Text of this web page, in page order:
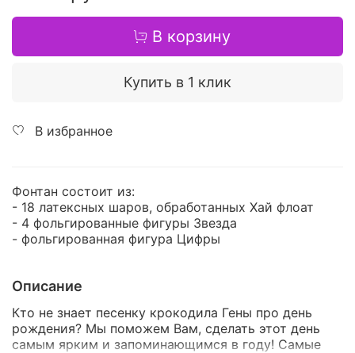
В корзину
Купить в 1 клик
В избранное
Фонтан состоит из:
- 18 латексных шаров, обработанных Хай флоат
- 4 фольгированные фигуры Звезда
- фольгированная фигура Цифры
Описание
Кто не знает песенку крокодила Гены про день
рождения? Мы поможем Вам, сделать этот день
самым ярким и запоминающимся в году! Самые